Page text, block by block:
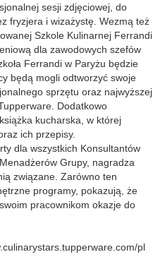
sesji zdjęciowej, do
fryzjera i wizażystę. Wezmą też
Szkole Kulinarnej Ferrandi
dla zawodowych szefów
Ferrandi w Paryżu będzie
będą mogli odtworzyć swoje
sprzętu oraz najwyższej
Dodatkowo
kucharska, w której
ich przepisy.
dla wszystkich Konsultantów
Grupy, nagradza
związane. Zarówno ten
programy, pokazują, że
pracownikom okazje do
pl